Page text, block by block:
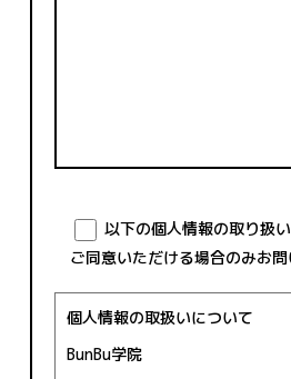
以下の個人情報の取り扱い
ご同意いただける場合のみお問
個人情報の取扱いについて
BunBu学院